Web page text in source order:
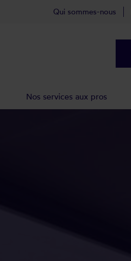
Qui sommes-nous
Nos services aux pros